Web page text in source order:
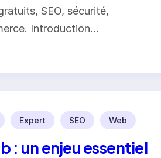
SEO, sécurité,
Introduction…
Expert SEO Web
: un enjeu essentiel